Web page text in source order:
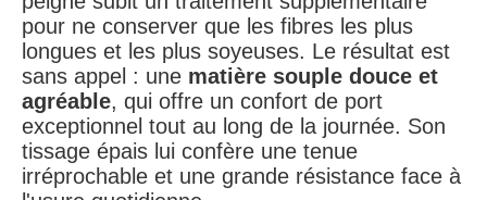
pour ne conserver que les fibres les plus
longues et les plus soyeuses. Le résultat est
sans appel : une matière souple douce et
agréable, qui offre un confort de port
exceptionnel tout au long de la journée. Son
tissage épais lui confère une tenue
irréprochable et une grande résistance face à